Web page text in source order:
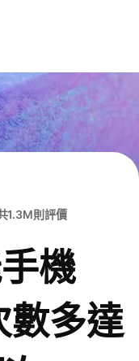
1.3M則評價
機
多達